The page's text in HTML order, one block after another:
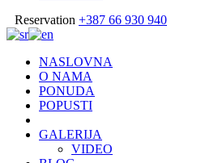
Reservation +387 66 930 940
NASLOVNA
O NAMA
PONUDA
POPUSTI
GALERIJA
VIDEO